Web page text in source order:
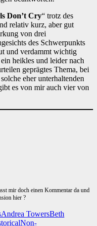
Don’t Cry“ trotz des
relativ kurz, aber gut
von drei
des Schwerpunkts
und verdammt wichtig
heikles und leider nach
geprägtes Thema, bei
eher unterhaltenden
es von mir auch vier von
mir doch einen Kommentar da und
hier ?
Andrea TowersBeth
Non-